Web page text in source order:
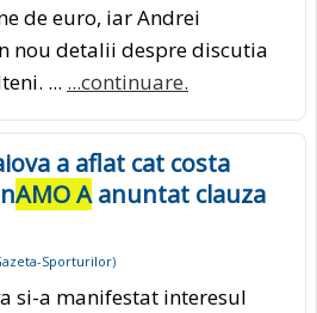
de euro, iar Andrei
nou detalii despre discutia
... ...continuare.
a aflat cat costa
AMO Aanuntat clauza
Sporturilor)
si-a manifestat interesul